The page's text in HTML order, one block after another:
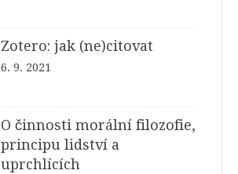
Zotero: jak (ne)citovat
6. 9. 2021
O činnosti morální filozofie,
principu lidství a
uprchlících